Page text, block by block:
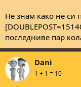
Не знам како не си
последниве пар
Dani
1 + 1 = 10